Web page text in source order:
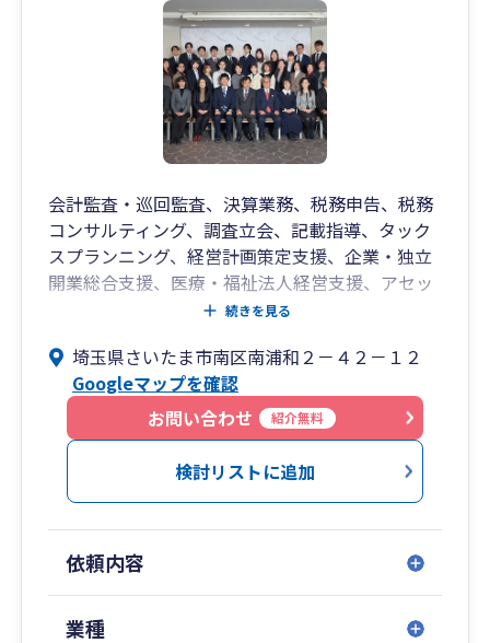
会計監査・巡回監査、決算業務、税務申告、税務
コンサルティング、調査立会、記載指導、タック
スプランニング、経営計画策定支援、企業・独立
開業総合支援、医療・福祉法人経営支援、アセッ
トマネジメント支援、リスクマネジメント支援、
経営財務コンサルタント、IT化支援、業務フロ
ー、ISO認証取得支援、CSRコンサルティング、給
与計算代行、社会・労働保険手続き、就業規則・
規定の整備、労務顧問など、お客様のご要望にお
答えする体制を整えております。
続きを見る
埼玉県さいたま市南区南浦和２－４２－１２
Googleマップを確認
お問い合わせ
紹介無料
検討リストに追加
依頼内容
業種